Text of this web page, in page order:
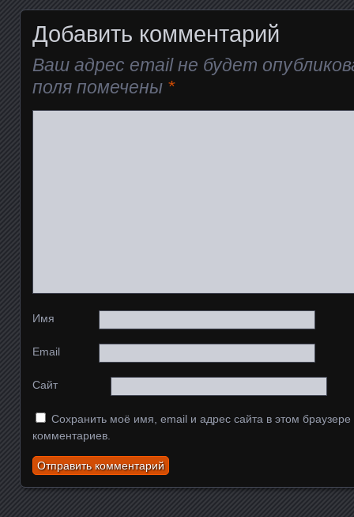
Добавить комментарий
Ваш адрес email не будет
поля помечены *
Имя
Email
Сайт
Сохранить моё имя, email и адрес сайта в этом
комментариев.